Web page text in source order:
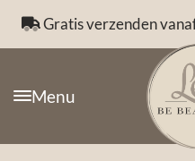
Gratis verzenden
Menu